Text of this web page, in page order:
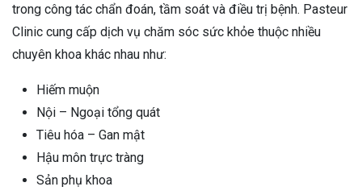
trong công tác chẩn đoán, tầm soát và điều trị bệnh. Pasteur
Clinic cung cấp dịch vụ chăm sóc sức khỏe thuộc nhiều
chuyên khoa khác nhau như:
Hiếm muộn
Nội – Ngoại tổng quát
Tiêu hóa – Gan mật
Hậu môn trực tràng
Sản phụ khoa